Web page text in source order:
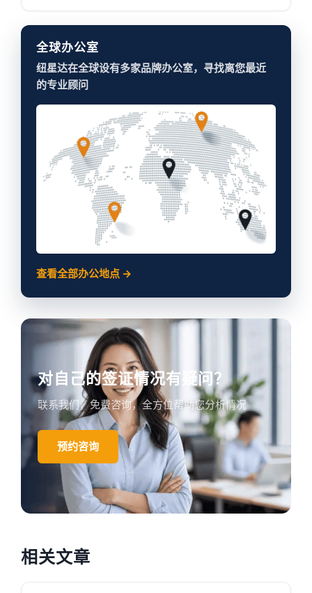
全球办公室
纽星达在全球设有多家品牌办公室，寻找离您最近
的专业顾问
查看全部办公地点 →
对自己的签证情况有疑问？
联系我们，免费咨询，全方位帮助您分析情况
预约咨询
相关文章